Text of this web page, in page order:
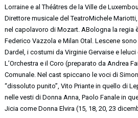
Lorraine e al Théâtres de la Ville de
Direttore musicale del TeatroMichele
nel capolavoro di Mozart. ABologna la regia
Federico Vazzola e Milan Otal. Lescene
Dardel, i costumi da Virginie Gervaise e leluci
L’Orchestra e il Coro (preparato da Andrea
Comunale. Nel cast spiccano le voci di
“dissoluto punito”, Vito Priante in quello di
nelle vesti di Donna Anna, Paolo Fanale in
Jicia come Donna Elvira (15, 18, 20, 23